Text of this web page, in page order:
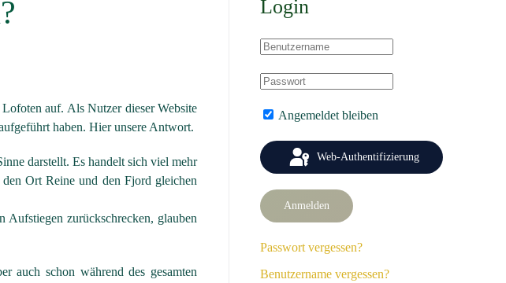
auf. Als Nutzer dieser Website
haben. Hier unsere Antwort.
darstellt. Es handelt sich viel mehr
Ort Reine und den Fjord gleichen
zurückschrecken, glauben
auch schon während des gesamten
Login
Angemeldet bleiben
Web-Authentifizierung
Anmelden
Passwort vergessen?
Benutzername vergessen?